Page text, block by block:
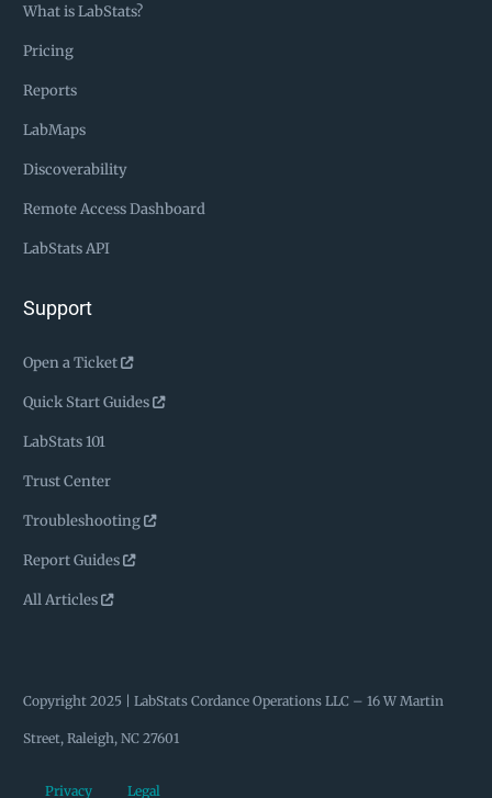
What is LabStats?
Pricing
Reports
LabMaps
Discoverability
Remote Access Dashboard
LabStats API
Support
Open a Ticket
Quick Start Guides
LabStats 101
Trust Center
Troubleshooting
Report Guides
All Articles
Copyright 2025 | LabStats Cordance Operations LLC – 16 W Martin
Street, Raleigh, NC 27601
Privacy Legal